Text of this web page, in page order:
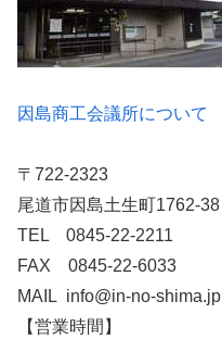
因島商工会議所について
〒722-2323
尾道市因島土生町1762-38
TEL 0845-22-2211
FAX 0845-22-6033
MAIL info@in-no-shima.jp
【営業時間】